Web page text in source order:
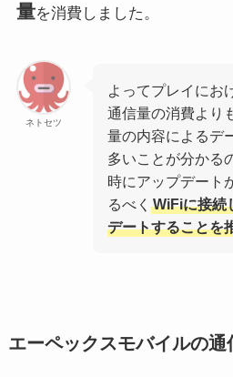
量を消費しました。
ネトセツ
よってプレイにお
通信量の消費より
量の内容によるデ
多いことが分かる
時にアップデート
るべくWiFiに接続
デートすることを
エーペックスモバイルの通